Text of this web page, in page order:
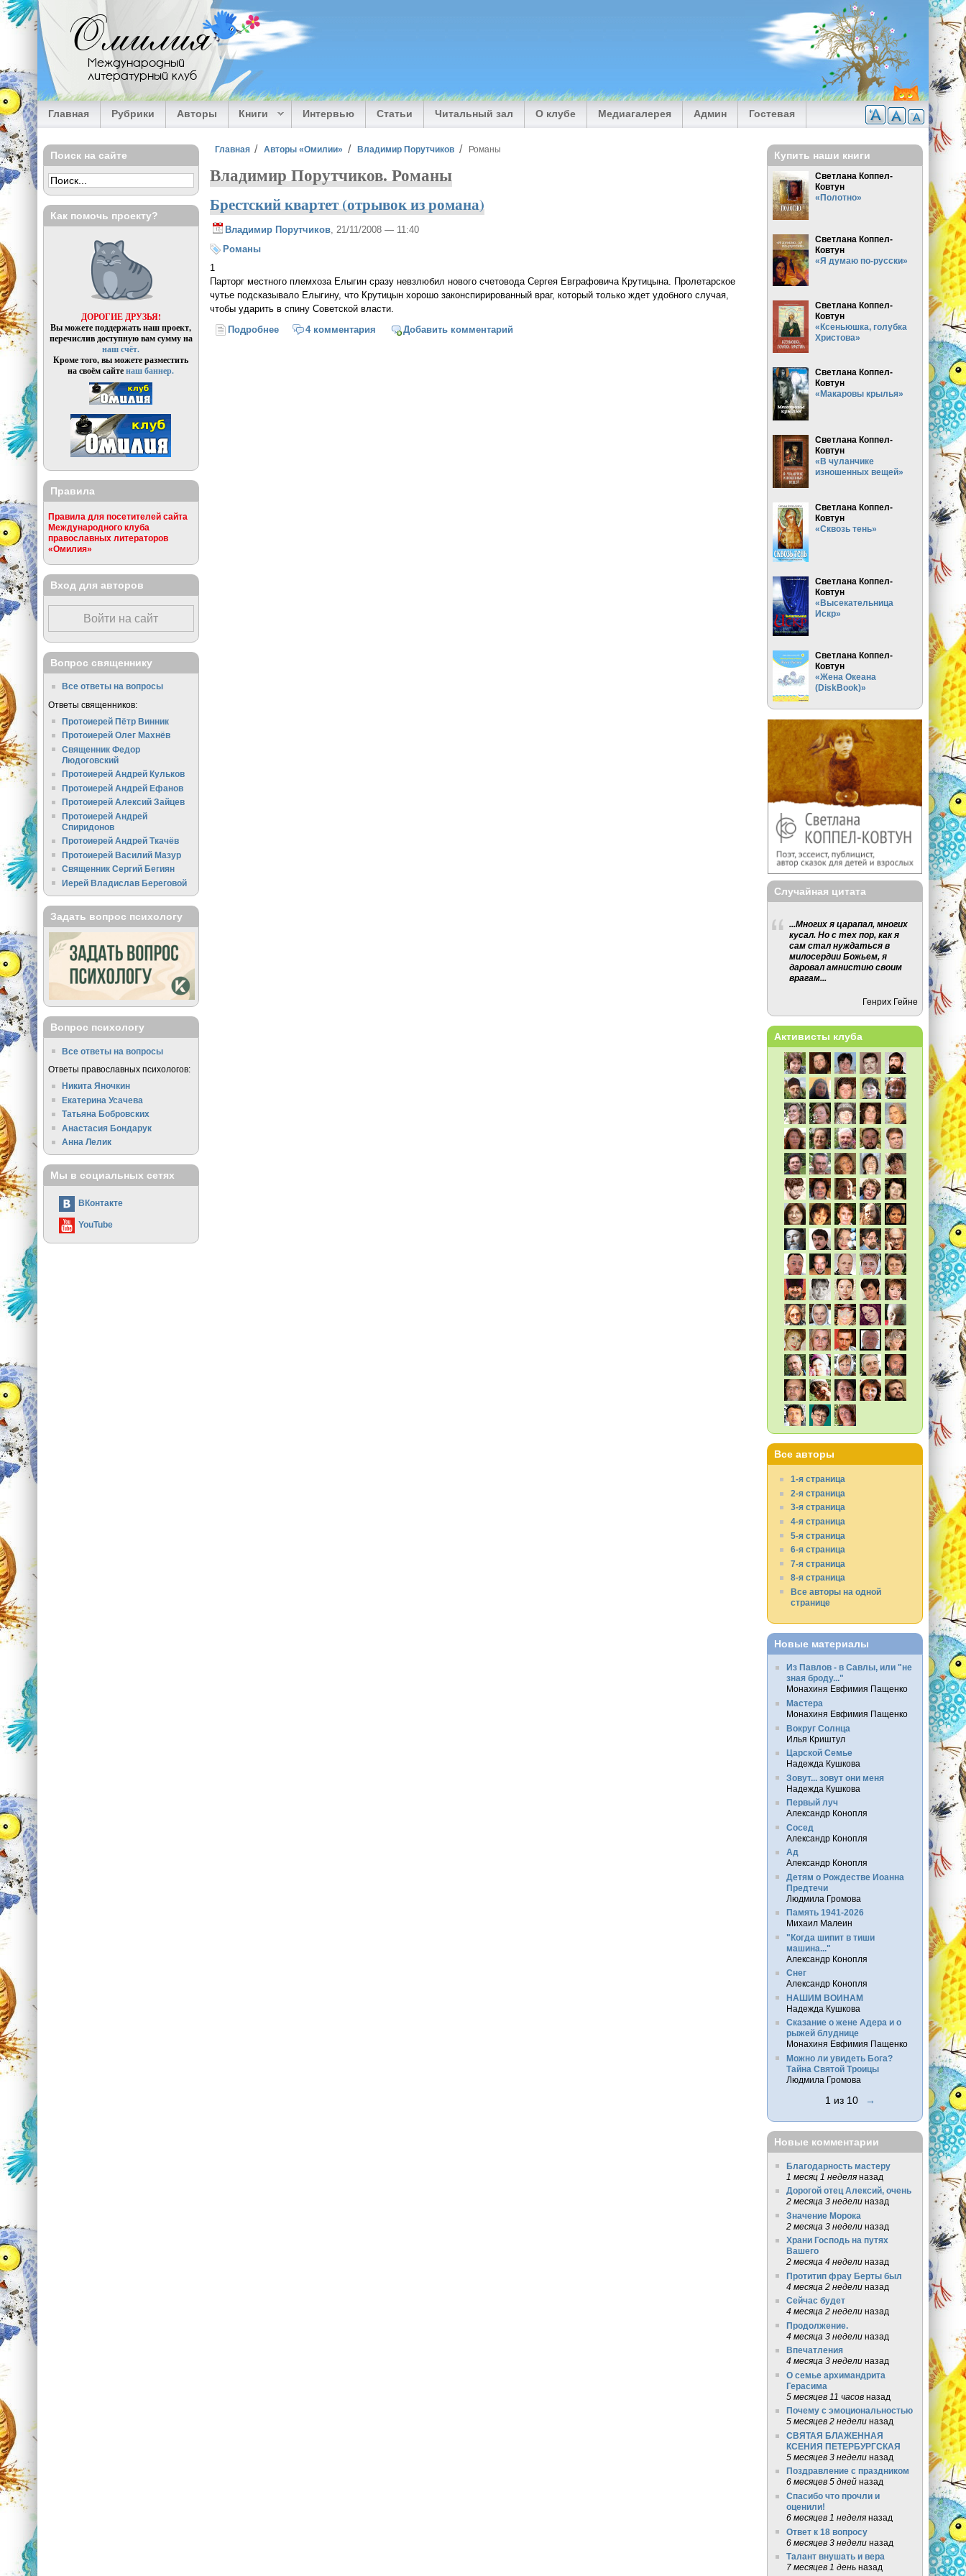
Перейти к основному содержанию
Омилия
Международный
литературный клуб
Главная Рубрики Авторы Книги Интервью Статьи Читальный зал О клубе Медиагалерея Админ Гостевая
Вы здесь
Главная Авторы «Омилии» Владимир Порутчиков Романы
Владимир Порутчиков. Романы
Брестский квартет (отрывок из романа)
Владимир Порутчиков , 21/11/2008 — 11:40
Романы
1
Парторг местного племхоза Елыгин сразу невзлюбил нового счетовода Сергея Евграфовича Крутицына. Пролетарское
чутье подсказывало Елыгину, что Крутицын хорошо законспирированный враг, который только ждет удобного случая,
чтобы ударить в спину Советской власти.
Подробнеео Брестский квартет (отрывок из романа)
4 комментария Добавить комментарий
Поиск на сайте
Как помочь проекту?
ДОРОГИЕ ДРУЗЬЯ!
Вы можете поддержать наш проект,
перечислив доступную вам сумму на
наш счёт.
Кроме того, вы можете разместить
на своём сайтенаш баннер.
Правила
Правила для посетителей сайта
Международного клуба
православных литераторов
«Омилия»
Вход для авторов
Войти на сайт
Вопрос священнику
Все ответы на вопросы
Ответы священников:
Протоиерей Пётр Винник
Протоиерей Олег Махнёв
Священник Федор
Людоговский
Протоиерей Андрей Кульков
Протоиерей Андрей Ефанов
Протоиерей Алексий Зайцев
Протоиерей Андрей
Спиридонов
Протоиерей Андрей Ткачёв
Протоиерей Василий Мазур
Священник Сергий Бегиян
Иерей Владислав Береговой
Задать вопрос психологу
Вопрос психологу
Все ответы на вопросы
Ответы православных психологов:
Никита Яночкин
Екатерина Усачева
Татьяна Бобровских
Анастасия Бондарук
Анна Лелик
Мы в социальных сетях
ВКонтакте
YouTube
Купить наши книги
Светлана Коппел-
Ковтун
«Полотно»
Светлана Коппел-
Ковтун
«Я думаю по-русски»
Светлана Коппел-
Ковтун
«Ксеньюшка, голубка
Христова»
Светлана Коппел-
Ковтун
«Макаровы крылья»
Светлана Коппел-
Ковтун
«В чуланчике
изношенных вещей»
Светлана Коппел-
Ковтун
«Сквозь тень»
Светлана Коппел-
Ковтун
«Высекательница
Искр»
Светлана Коппел-
Ковтун
«Жена Океана
(DiskBook)»
Случайная цитата
...Многих я царапал, многих
кусал. Но с тех пор, как я
сам стал нуждаться в
милосердии Божьем, я
даровал амнистию своим
врагам...
Генрих Гейне
Активисты клуба
Все авторы
1-я страница
2-я страница
3-я страница
4-я страница
5-я страница
6-я страница
7-я страница
8-я страница
Все авторы на одной
странице
Новые материалы
Из Павлов - в Савлы, или "не
зная броду..."
Монахиня Евфимия Пащенко
Мастера
Монахиня Евфимия Пащенко
Вокруг Солнца
Илья Криштул
Царской Семье
Надежда Кушкова
Зовут... зовут они меня
Надежда Кушкова
Первый луч
Александр Конопля
Сосед
Александр Конопля
Ад
Александр Конопля
Детям о Рождестве Иоанна
Предтечи
Людмила Громова
Память 1941-2026
Михаил Малеин
"Когда шипит в тиши
машина..."
Александр Конопля
Снег
Александр Конопля
НАШИМ ВОИНАМ
Надежда Кушкова
Сказание о жене Адера и о
рыжей блуднице
Монахиня Евфимия Пащенко
Можно ли увидеть Бога?
Тайна Святой Троицы
Людмила Громова
1 из 10 →
Новые комментарии
Благодарность мастеру
1 месяц 1 неделяназад
Дорогой отец Алексий, очень
2 месяца 3 неделиназад
Значение Морока
2 месяца 3 неделиназад
Храни Господь на путях
Вашего
2 месяца 4 неделиназад
Протитип фрау Берты был
4 месяца 2 неделиназад
Сейчас будет
4 месяца 2 неделиназад
Продолжение.
4 месяца 3 неделиназад
Впечатления
4 месяца 3 неделиназад
О семье архимандрита
Герасима
5 месяцев 11 часовназад
Почему с эмоциональностью
5 месяцев 2 неделиназад
СВЯТАЯ БЛАЖЕННАЯ
КСЕНИЯ ПЕТЕРБУРГСКАЯ
5 месяцев 3 неделиназад
Поздравление с праздником
6 месяцев 5 днейназад
Спасибо что прочли и
оценили!
6 месяцев 1 неделяназад
Ответ к 18 вопросу
6 месяцев 3 неделиназад
Талант внушать и вера
7 месяцев 1 деньназад